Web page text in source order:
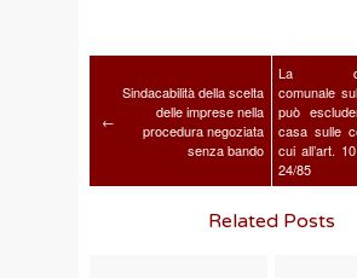
←
Sindacabilità della scelta
delle imprese nella
procedura negoziata
senza bando
La
comunale
può
casa sulle
cui all’art.
24/85
Related Posts